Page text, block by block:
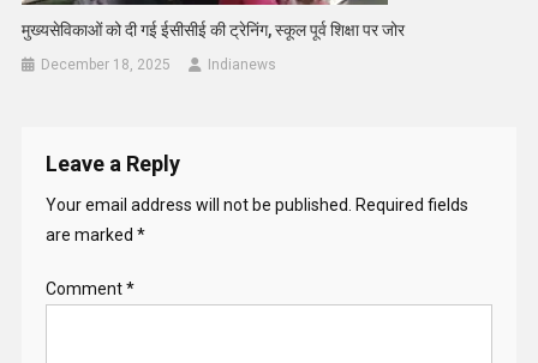
मुख्यसेविकाओं को दी गई ईसीसीई की ट्रेनिंग, स्कूल पूर्व शिक्षा पर जोर
December 18, 2025 Indianews
Leave a Reply
Your email address will not be published.
Required fields
are marked *
Comment*